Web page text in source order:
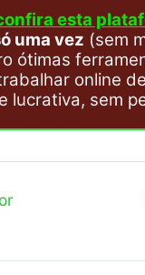
esta
uma vez (sem
ótimas
online
lucrativa, sem